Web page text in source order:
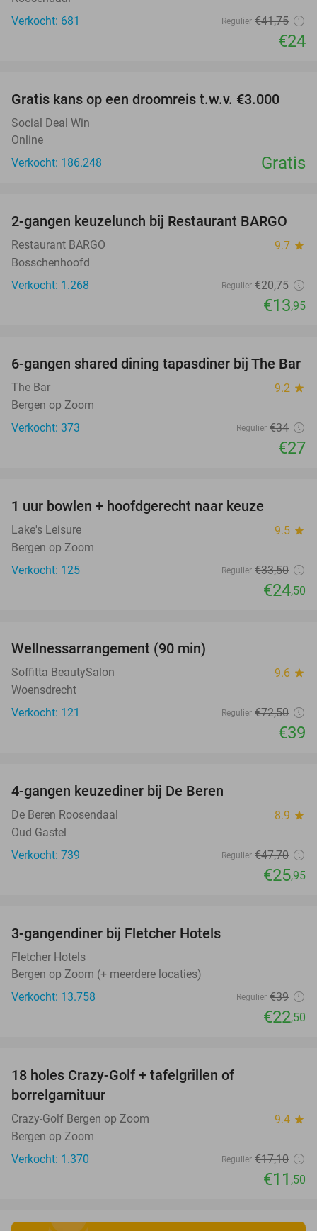
Verkocht: 681
Regulier €41,75
€24
Gratis kans op een droomreis t.w.v. €3.000
Social Deal Win
Online
Verkocht: 186.248
Gratis
33%
2-gangen keuzelunch bij Restaurant BARGO
Restaurant BARGO 9.7 star
Bosschenhoofd
Verkocht: 1.268
Regulier €20,75
€13,95
21%
6-gangen shared dining tapasdiner bij The Bar
The Bar 9.2 star
Bergen op Zoom
Verkocht: 373
Regulier €34
€27
1 uur bowlen + hoofdgerecht naar keuze
Lake's Leisure 9.5 star
Bergen op Zoom
Verkocht: 125
Regulier €33,50
€24,50
Wellnessarrangement (90 min)
Soffitta BeautySalon 9.6 star
Woensdrecht
Verkocht: 121
Regulier €72,50
€39
4-gangen keuzediner bij De Beren
De Beren Roosendaal 8.9 star
Oud Gastel
Verkocht: 739
Regulier €47,70
€25,95
3-gangendiner bij Fletcher Hotels
Fletcher Hotels
Bergen op Zoom (+ meerdere locaties)
Verkocht: 13.758
Regulier €39
€22,50
18 holes Crazy-Golf + tafelgrillen of
borrelgarnituur
Crazy-Golf Bergen op Zoom 9.4 star
Bergen op Zoom
Verkocht: 1.370
Regulier €17,10
€11 ,50